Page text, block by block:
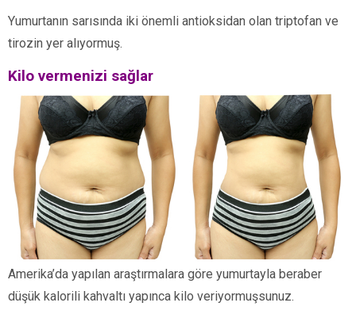
Yumurtanın sarısında iki önemli antioksidan olan triptofan ve
tirozin yer alıyormuş.
Kilo vermenizi sağlar
Amerika’da yapılan araştırmalara göre yumurtayla beraber
düşük kalorili kahvaltı yapınca kilo veriyormuşsunuz.